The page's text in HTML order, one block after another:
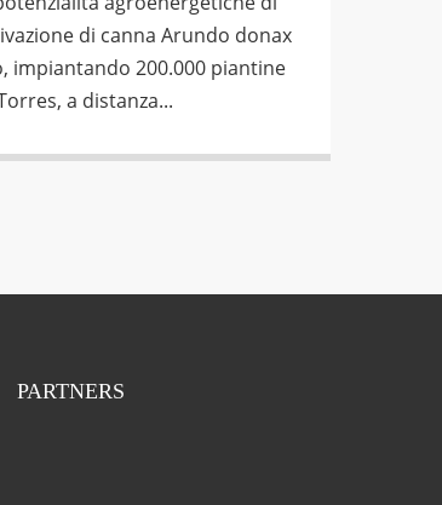
di canna Arundo donax
impiantando 200.000 piantine
a distanza...
PARTNERS